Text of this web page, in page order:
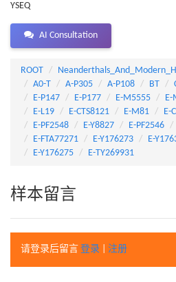
YSEQ
AI Consultation
ROOT
A0-T
A-P305 A-P108 BT
E-P147
E-P177 E-M5555 E-
E-L19
E-CTS8121 E-M81 E-
E-PF2548
E-Y8827 E-PF2546
E-FTA77271
E-Y176273 E-
E-Y176275
E-TY269931
样本留言
请登录后留言 登录 注册